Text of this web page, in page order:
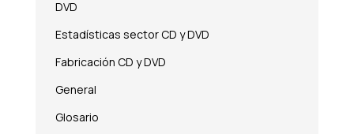
DVD
Estadísticas sector CD y DVD
Fabricación CD y DVD
General
Glosario